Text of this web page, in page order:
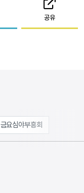
공유
금요심야부흥회